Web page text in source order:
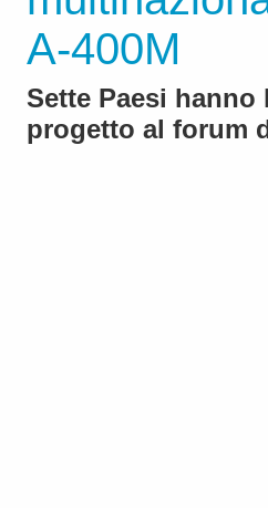
A-400M
Sette Paesi hanno
progetto al forum